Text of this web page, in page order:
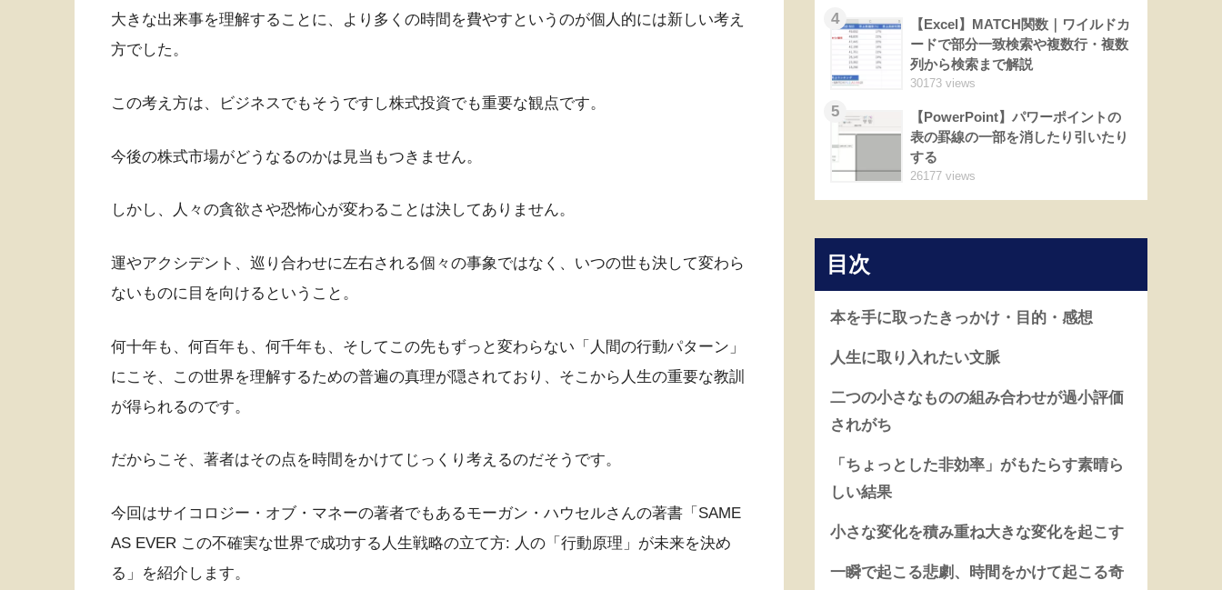
大きな出来事を理解することに、より多くの時間を費やすというのが個人的には新しい考え
方でした。
この考え方は、ビジネスでもそうですし株式投資でも重要な観点です。
今後の株式市場がどうなるのかは見当もつきません。
しかし、人々の貪欲さや恐怖心が変わることは決してありません。
運やアクシデント、巡り合わせに左右される個々の事象ではなく、いつの世も決して変わら
ないものに目を向けるということ。
何十年も、何百年も、何千年も、そしてこの先もずっと変わらない「人間の行動パターン」
にこそ、この世界を理解するための普遍の真理が隠されており、そこから人生の重要な教訓
が得られるのです。
だからこそ、著者はその点を時間をかけてじっくり考えるのだそうです。
今回はサイコロジー・オブ・マネーの著者でもあるモーガン・ハウセルさんの著書「SAME
AS EVER この不確実な世界で成功する人生戦略の立て方: 人の「行動原理」が未来を決め
る」を紹介します。
4
【Excel】MATCH関数｜ワイルドカ
ードで部分一致検索や複数行・複数
列から検索まで解説
30173 views
5
【PowerPoint】パワーポイントの
表の罫線の一部を消したり引いたり
する
26177 views
目次
本を手に取ったきっかけ・目的・感想
人生に取り入れたい文脈
二つの小さなものの組み合わせが過小評価
されがち
「ちょっとした非効率」がもたらす素晴ら
しい結果
小さな変化を積み重ね大きな変化を起こす
一瞬で起こる悲劇、時間をかけて起こる奇